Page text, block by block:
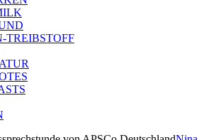
TREIBSTOFF